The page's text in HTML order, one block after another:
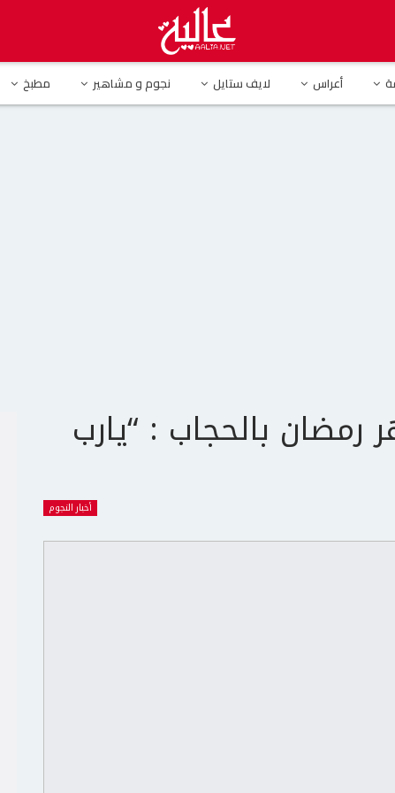
أعراس لايف ستايل نجوم و مشاهير مطبخ
شهر رمضان بالحجاب : “يارب تقبل توبتي”(صور)
بالحجاب : “يارب
أخبار النجوم